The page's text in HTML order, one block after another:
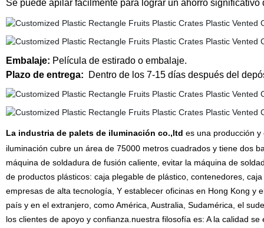
Se puede apilar fácilmente para lograr un ahorro
Embalaje: Película de estirado o embalaje.
Plazo de entrega:
Dentro de los 7-15 días después del
La industria de palets de iluminación co.,ltd es una producción
iluminación cubre un área de 75000 metros cuadrados y tiene dos
máquina de soldadura de fusión caliente, evitar la máquina de
de productos plásticos: caja plegable de plástico, contenedores,
empresas de alta tecnología, Y establecer oficinas en Hong Kong
país y en el extranjero, como América, Australia, Sudamérica, el
los clientes de apoyo y confianza.nuestra filosofía es: A la calidad